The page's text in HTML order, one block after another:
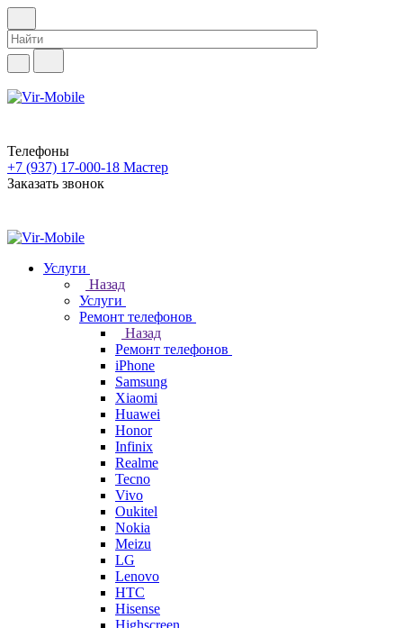
Телефоны
+7 (937) 17-000-18 Мастер
Заказать звонок
Услуги
Назад
Услуги
Ремонт телефонов
Назад
Ремонт телефонов
iPhone
Samsung
Xiaomi
Huawei
Honor
Infinix
Realme
Tecno
Vivo
Oukitel
Nokia
Meizu
LG
Lenovo
HTC
Hisense
Highscreen